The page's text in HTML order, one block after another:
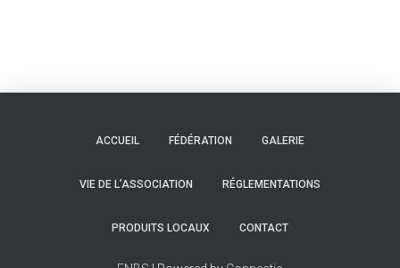
ACCUEIL FÉDÉRATION GALERIE
VIE DE L’ASSOCIATION RÉGLEMENTATIONS
PRODUITS LOCAUX CONTACT